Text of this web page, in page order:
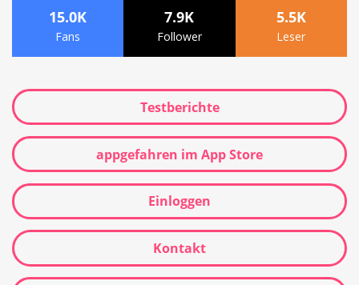
15.0K
Fans
7.9K
Follower
5.5K
Leser
Testberichte
appgefahren im App Store
Einloggen
Kontakt